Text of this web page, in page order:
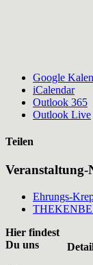
Google
iCalendar
Outlook 365
Outlook Live
Teilen
Facebook
WhatsApp
Ehrungs-
Hier findest
Du uns